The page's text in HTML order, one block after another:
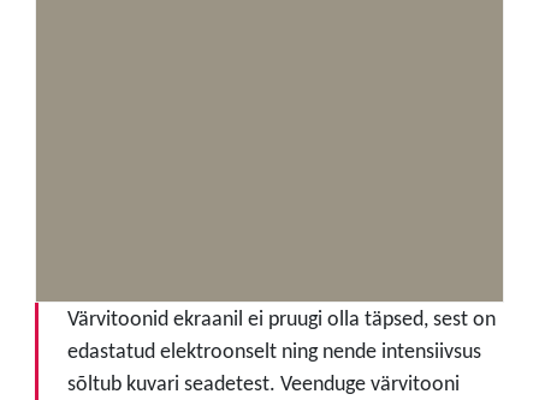
Värvitoonid ekraanil ei pruugi olla täpsed, sest on
edastatud elektroonselt ning nende intensiivsus
sõltub kuvari seadetest. Veenduge värvitooni